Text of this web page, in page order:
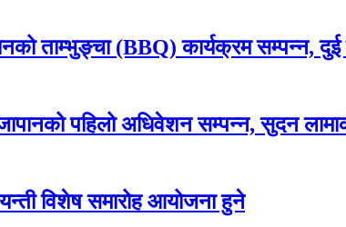
ताम्भुङ्चा (BBQ) कार्यक्रम सम्पन्न, दुई
पहिलो अधिवेशन सम्पन्न, सुदन
विशेष समारोह आयोजना हुने